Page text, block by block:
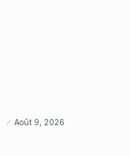
Août 9, 2026